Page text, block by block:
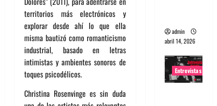
territorios más electrónicos y
explorar desde ahí lo que ella
misma bautizó como romanticismo
industrial, basado en letras
intimistas y ambientes sonoros de
toques psicodélicos.
Christina Rosenvinge es sin duda
admin
abril 14, 2026
Entrevistas